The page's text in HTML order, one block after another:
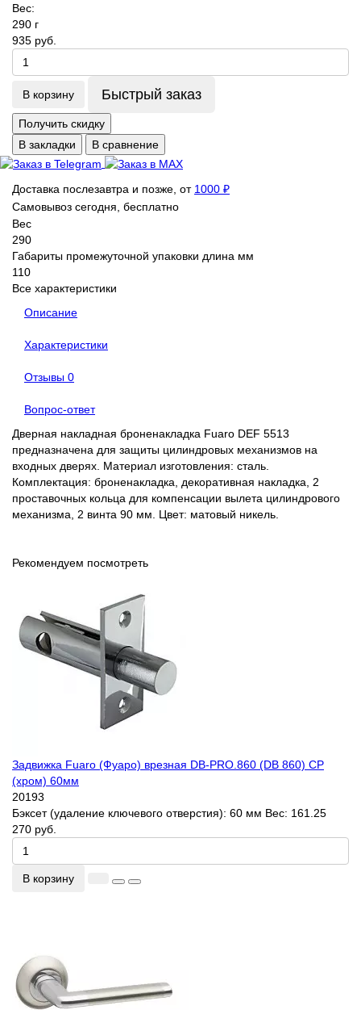
Вес:
290 г
935 руб.
В корзину Быстрый заказ
Получить скидку
В закладки
В сравнение
Доставка послезавтра и позже, от 1000 ₽
Самовывоз сегодня, бесплатно
Вес
290
Габариты промежуточной упаковки длина мм
110
Все характеристики
Описание
Характеристики
Отзывы 0
Вопрос-ответ
Дверная накладная броненакладка Fuaro DEF 5513
предназначена для защиты цилиндровых механизмов на
входных дверях. Материал изготовления: сталь.
Комплектация: броненакладка, декоративная накладка, 2
проставочных кольца для компенсации вылета цилиндрового
механизма, 2 винта 90 мм. Цвет: матовый никель.
Рекомендуем посмотреть
Задвижка Fuaro (Фуаро) врезная DB-PRO.860 (DB 860) CP
(хром) 60мм
20193
Бэксет (удаление ключевого отверстия): 60 мм Вес: 161.25
270 руб.
В корзину